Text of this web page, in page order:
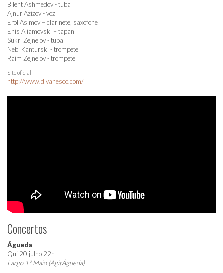
Bilent Ashmedov - tuba
Ajnur Azizov - voz
Erol Asimov – clarinete, saxofone
Enis Aliamovski – tapan
Sukri Zejnelov - tuba
Nebi Kanturski - trompete
Raim Zejnelov - trompete
Site oficial
http://www.divanesco.com/
Concertos
Águeda
Qui 20 julho 22h
Largo 1º Maio (AgitÁgueda)